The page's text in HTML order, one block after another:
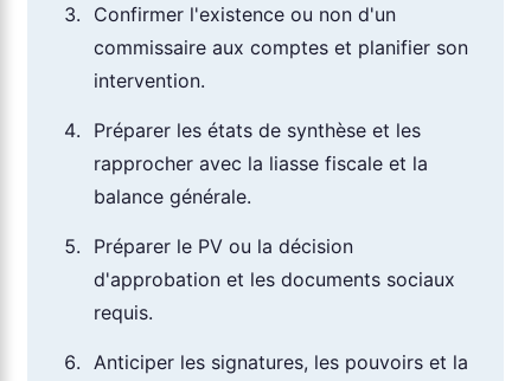
Confirmer l'existence ou non d'un
commissaire aux comptes et planifier son
intervention.
Préparer les états de synthèse et les
rapprocher avec la liasse fiscale et la
balance générale.
Préparer le PV ou la décision
d'approbation et les documents sociaux
requis.
Anticiper les signatures, les pouvoirs et la